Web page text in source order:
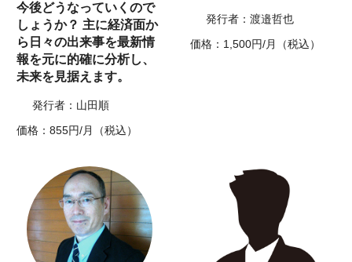
今後どうなっていくので
しょうか？ 主に経済面か
ら日々の出来事を最新情
報を元に的確に分析し、
未来を見据えます。
発行者：山田順
価格：855円/月（税込）
発行者：渡邉哲也
価格：1,500円/月（税込）